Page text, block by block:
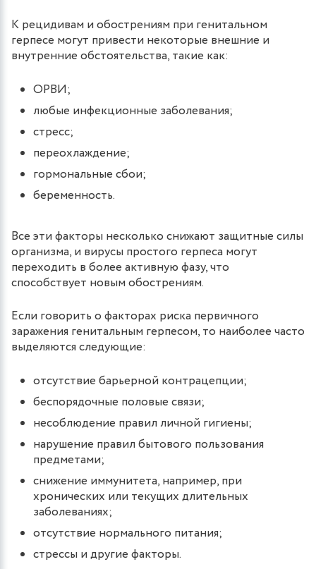
К рецидивам и обострениям при генитальном
герпесе могут привести некоторые внешние и
внутренние обстоятельства, такие как:
ОРВИ;
любые инфекционные заболевания;
стресс;
переохлаждение;
гормональные сбои;
беременность.
Все эти факторы несколько снижают защитные силы
организма, и вирусы простого герпеса могут
переходить в более активную фазу, что
способствует новым обострениям.
Если говорить о факторах риска первичного
заражения генитальным герпесом, то наиболее часто
выделяются следующие:
отсутствие барьерной контрацепции;
беспорядочные половые связи;
несоблюдение правил личной гигиены;
нарушение правил бытового пользования
предметами;
снижение иммунитета, например, при
хронических или текущих длительных
заболеваниях;
отсутствие нормального питания;
стрессы и другие факторы.